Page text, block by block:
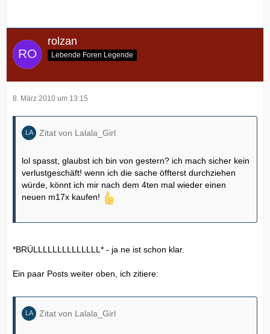
dich zuvor ein bischen eingelesen und schlau gemacht
hättest du genau gewußt was das M17x bietet oder nicht -
dann müsstest jetzt hier nicht rumjammern. Naja, jedenfalls
wünsch ich dir ein schönes Verlustgeschäft bei Ebay mit
Btw - das M17x (sowohl das R1 als auch das R2) gehört
immer noch zur absoluten Cream of the Crop im
Notebookbereich.
Rolf
rolzan
Lebende Foren Legende
8. März 2010 um 13:15
Zitat von Lalala_Girl
lol spasst, glaubst ich bin von gestern? ich mach sicher kein
verlustgeschäft! wenn ich die sache öffterst durchziehen
würde, könnt ich mir nach dem 4ten mal wieder einen
neuen m17x kaufen!
*BRÜLLLLLLLLLLLLLL* - ja ne ist schon klar.
Ein paar Posts weiter oben, ich zitiere:
Zitat von Lalala_Girl